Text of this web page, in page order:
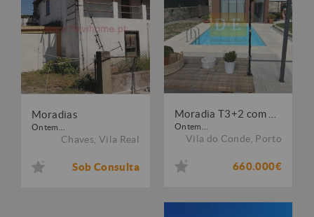
Moradias
Ontem...
Chaves Vila Real
Sob Consulta
Ontem...
Vila do Conde Porto
660.000€